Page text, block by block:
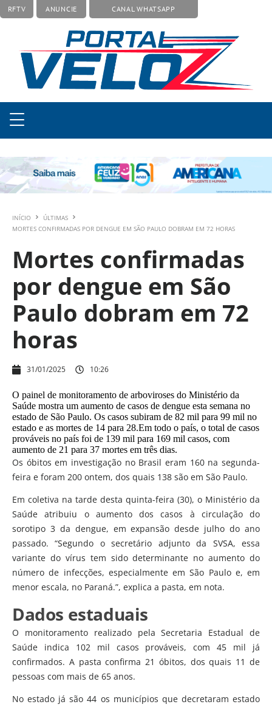
RFTV ANUNCIE CANAL WHATSAPP
INÍCIO
ÚLTIMAS
MORTES CONFIRMADAS POR DENGUE EM SÃO PAULO DOBRAM EM 72 HORAS
Mortes confirmadas
por dengue em São
Paulo dobram em 72
horas
31/01/2025 10:26
O painel de monitoramento de arboviroses do Ministério da
Saúde mostra um aumento de casos de dengue esta semana no
estado de São Paulo. Os casos subiram de 82 mil para 99 mil no
estado e as mortes de 14 para 28.Em todo o país, o total de casos
prováveis no país foi de 139 mil para 169 mil casos, com
aumento de 21 para 37 mortes em três dias.
Os óbitos em investigação no Brasil eram 160 na segunda-
feira e foram 200 ontem, dos quais 138 são em São Paulo.
Em coletiva na tarde desta quinta-feira (30), o Ministério da
Saúde atribuiu o aumento dos casos à circulação do
sorotipo 3 da dengue, em expansão desde julho do ano
passado. “Segundo o secretário adjunto da SVSA, essa
variante do vírus tem sido determinante no aumento do
número de infecções, especialmente em São Paulo e, em
menor escala, no Paraná.”, explica a pasta, em nota.
Dados estaduais
O monitoramento realizado pela Secretaria Estadual de
Saúde indica 102 mil casos prováveis, com 45 mil já
confirmados. A pasta confirma 21 óbitos, dos quais 11 de
pessoas com mais de 65 anos.
No estado já são 44 os municípios que decretaram estado